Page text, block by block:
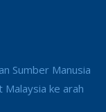
Sumber Manusia
ke arah